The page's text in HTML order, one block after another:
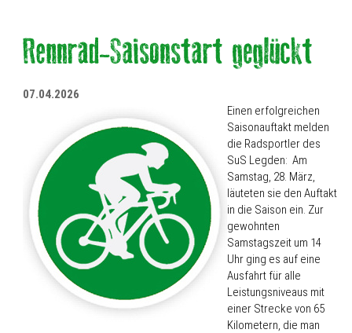
07.04.2026
Einen erfolgreichen
Saisonauftakt melden
die Radsportler des
SuS Legden: Am
Samstag, 28. März,
läuteten sie den Auftakt
in die Saison ein. Zur
gewohnten
Samstagszeit um 14
Uhr ging es auf eine
Ausfahrt für alle
Leistungsniveaus mit
einer Strecke von 65
Kilometern, die man